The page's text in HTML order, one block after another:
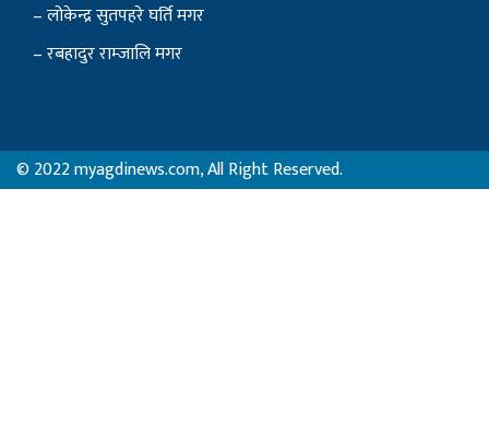
– रबहादुर राम्जालि मगर